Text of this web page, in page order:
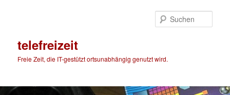
telefreizeit
Freie Zeit, die IT-gestützt ortsunabhängig genutzt wird.